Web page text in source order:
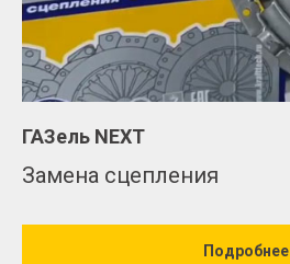
ГАЗель NEXT
Замена сцепления
Подробнее